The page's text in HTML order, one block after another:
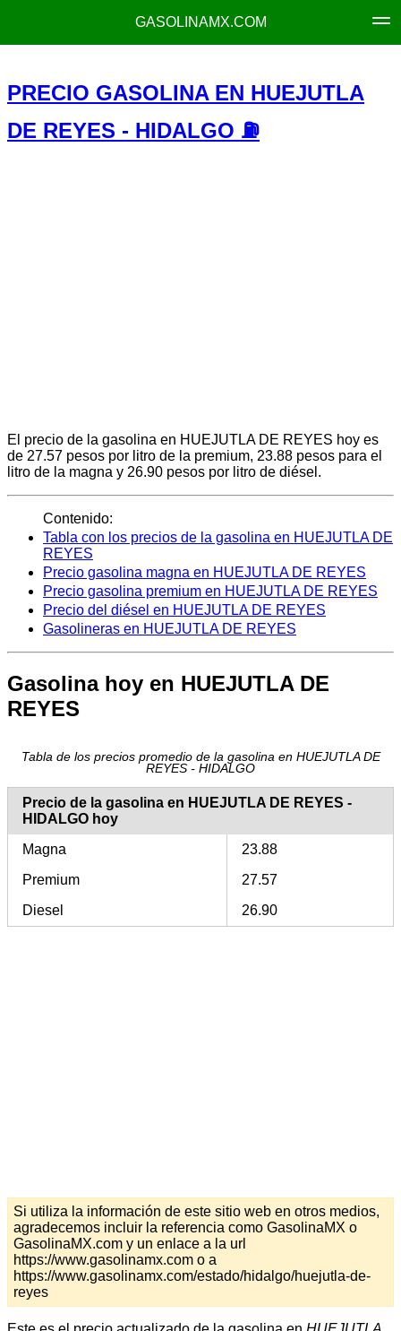
GASOLINAMX.COM
PRECIO GASOLINA EN HUEJUTLA
DE REYES - HIDALGO ⛽
El precio de la gasolina en HUEJUTLA DE REYES hoy es
de 27.57 pesos por litro de la premium, 23.88 pesos para el
litro de la magna y 26.90 pesos por litro de diésel.
Contenido:
Tabla con los precios de la gasolina en HUEJUTLA DE
REYES
Precio gasolina magna en HUEJUTLA DE REYES
Precio gasolina premium en HUEJUTLA DE REYES
Precio del diésel en HUEJUTLA DE REYES
Gasolineras en HUEJUTLA DE REYES
Gasolina hoy en HUEJUTLA DE
REYES
Tabla de los precios promedio de la gasolina en HUEJUTLA DE
REYES - HIDALGO
Precio de la gasolina en HUEJUTLA DE REYES -
HIDALGO hoy
Magna
23.88
Premium
27.57
Diesel
26.90
Si utiliza la información de este sitio web en otros medios,
agradecemos incluir la referencia como GasolinaMX o
GasolinaMX.com y un enlace a la url
https://www.gasolinamx.com o a
https://www.gasolinamx.com/estado/hidalgo/huejutla-de-
reyes